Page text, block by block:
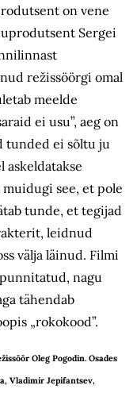
on vene
Sergei
režissöörgi omal
meelde
ei usu”, aeg on
tunded ei sõltu ju
askeldatakse
see, et pole
tunde, et tegijad
leidnud
välja läinud. Filmi
nagu
tähendab
„rokokood”.
Oleg Pogodin. Osades
Vladimir Jepifantsev,